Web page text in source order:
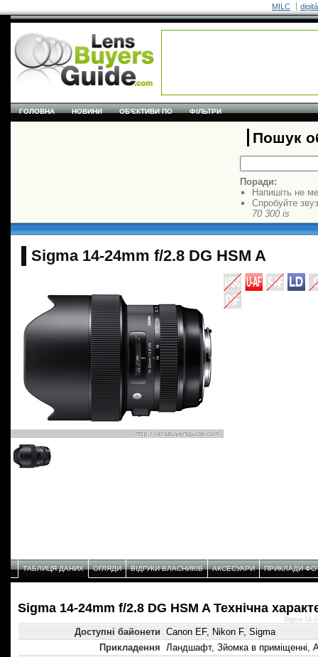
MILC
ГОЛОВНА НОВИНИ ОБ'ЄКТИВИ ПО ФІЛЬТРИ
Пошук
Поради:
Напишіть не
Спробуйте
70 300 is
Sigma 14-24mm f/2.8 DG HSM A
ТАБЛИЦЯ ДАНИХ ОГЛЯДИ ВІДГУКИ ВЛАСНИКІВ АКСЕСУАРИ ПРИКЛАДИ
Sigma 14-24mm f/2.8 DG HSM A Технічнa
Доступні байонети Canon EF, Nikon F, Sigma
Прикладення Ландшафт, Зйомка в приміщенні,
Sigma 14-